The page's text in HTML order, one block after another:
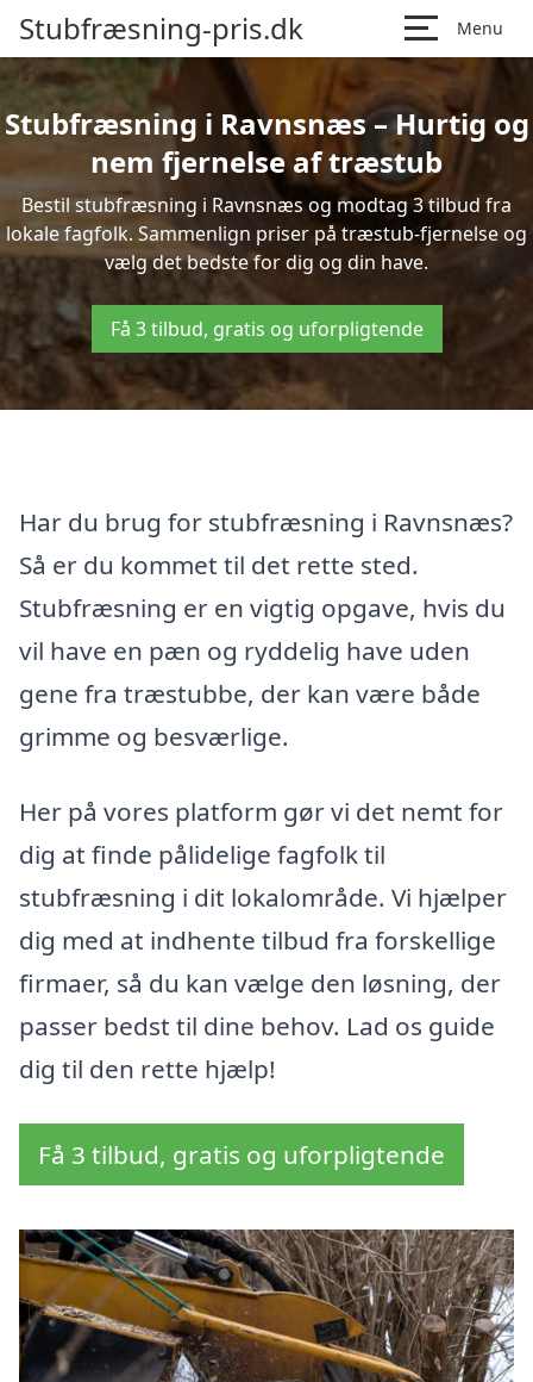
Stubfræsning-pris.dk Menu
Stubfræsning i Ravnsnæs – Hurtig og
nem fjernelse af træstub
Bestil stubfræsning i Ravnsnæs og modtag 3 tilbud fra
lokale fagfolk. Sammenlign priser på træstub-fjernelse og
vælg det bedste for dig og din have.
Få 3 tilbud, gratis og uforpligtende
Har du brug for stubfræsning i Ravnsnæs?
Så er du kommet til det rette sted.
Stubfræsning er en vigtig opgave, hvis du
vil have en pæn og ryddelig have uden
gene fra træstubbe, der kan være både
grimme og besværlige.
Her på vores platform gør vi det nemt for
dig at finde pålidelige fagfolk til
stubfræsning i dit lokalområde. Vi hjælper
dig med at indhente tilbud fra forskellige
firmaer, så du kan vælge den løsning, der
passer bedst til dine behov. Lad os guide
dig til den rette hjælp!
Få 3 tilbud, gratis og uforpligtende